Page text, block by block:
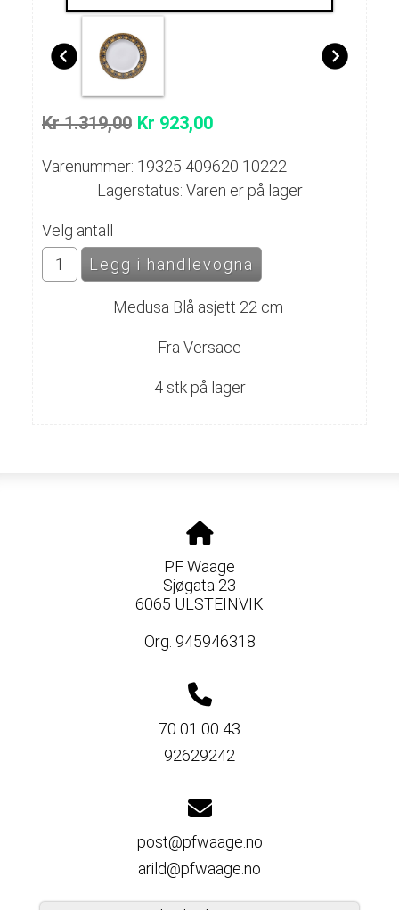
Kr 1.319,00 Kr 923,00
Varenummer: 19325 409620 10222
Lagerstatus: Varen er på lager
Velg antall
Medusa Blå asjett 22 cm
Fra Versace
4 stk på lager
PF Waage
Sjøgata 23
6065 ULSTEINVIK
Org. 945946318
70 01 00 43
92629242
post@pfwaage.no
arild@pfwaage.no